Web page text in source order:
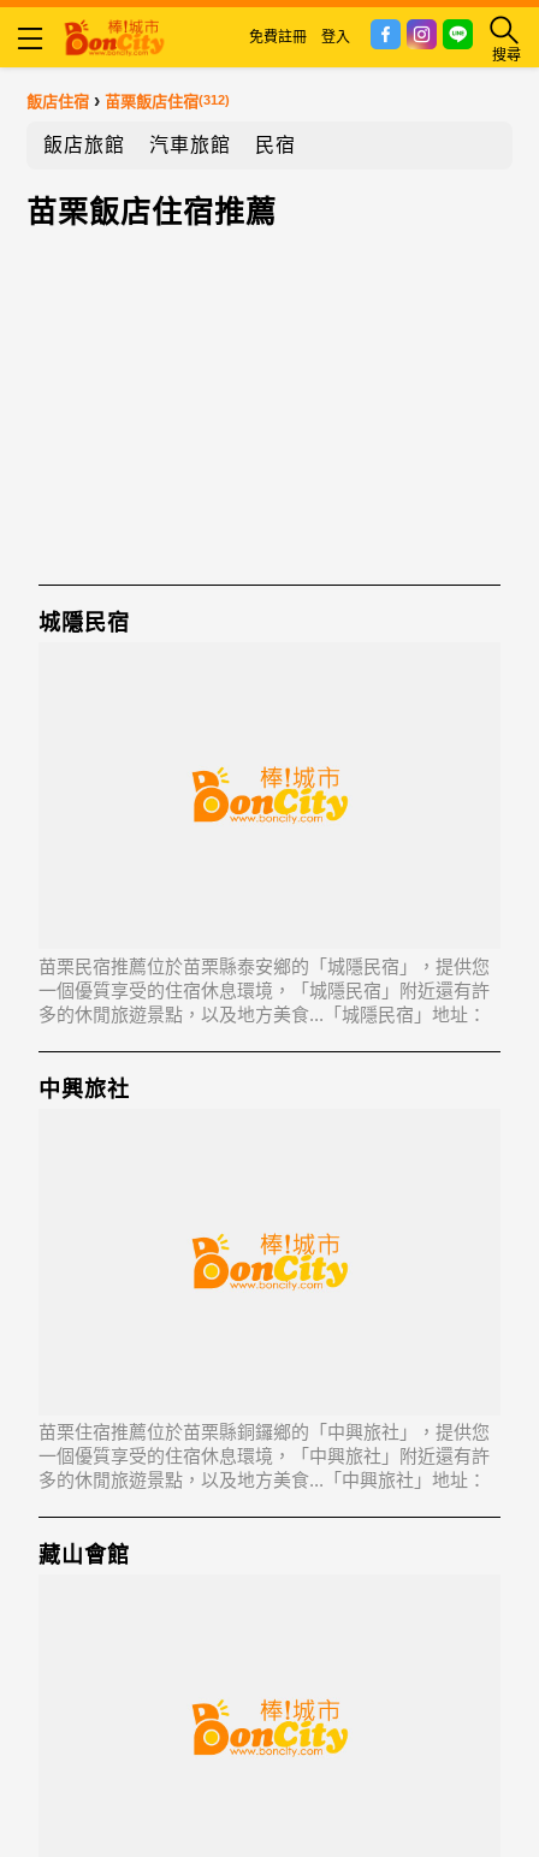
搜尋
免費註冊 登入
飯店住宿 ›苗栗飯店住宿(312)
飯店旅館 汽車旅館 民宿
苗栗飯店住宿推薦
城隱民宿
苗栗民宿推薦位於苗栗縣泰安鄉的「城隱民宿」，提供您
一個優質享受的住宿休息環境，「城隱民宿」附近還有許
多的休閒旅遊景點，以及地方美食...「城隱民宿」地址：
中興旅社
苗栗住宿推薦位於苗栗縣銅鑼鄉的「中興旅社」，提供您
一個優質享受的住宿休息環境，「中興旅社」附近還有許
多的休閒旅遊景點，以及地方美食...「中興旅社」地址：
藏山會館